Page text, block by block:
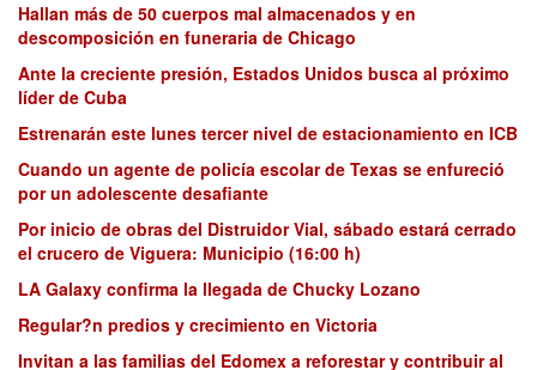
Hallan más de 50 cuerpos mal almacenados y en
descomposición en funeraria de Chicago
Ante la creciente presión, Estados Unidos busca al próximo
líder de Cuba
Estrenarán este lunes tercer nivel de estacionamiento en ICB
Cuando un agente de policía escolar de Texas se enfureció
por un adolescente desafiante
Por inicio de obras del Distruidor Vial, sábado estará cerrado
el crucero de Viguera: Municipio (16:00 h)
LA Galaxy confirma la llegada de Chucky Lozano
Regular?n predios y crecimiento en Victoria
Invitan a las familias del Edomex a reforestar y contribuir al